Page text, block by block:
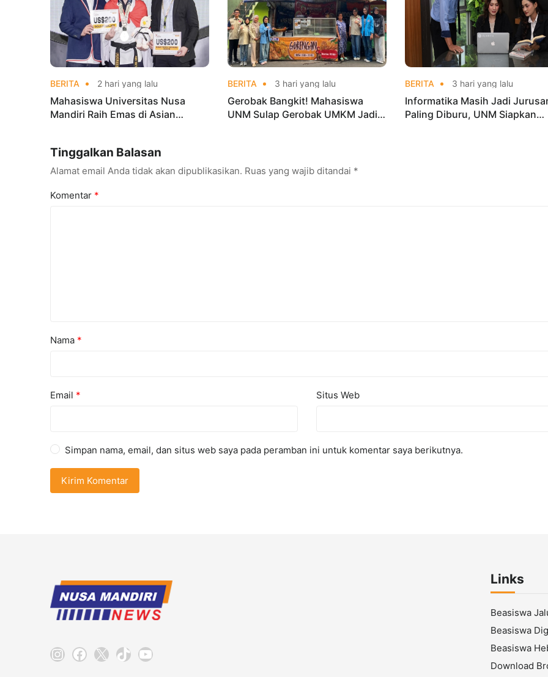
BERITA 2 hari yang lalu
Mahasiswa Universitas Nusa
Mandiri Raih Emas di Asian
BERITA 3 hari yang lalu
Gerobak Bangkit! Mahasiswa
UNM Sulap Gerobak UMKM Jadi
BERITA 3 hari yang lalu
Informatika Masih Jadi
Paling Diburu, UNM Siapkan
Tinggalkan Balasan
Alamat email Anda tidak akan dipublikasikan. Ruas yang wajib ditandai *
Komentar *
Nama *
Email * Situs Web
Simpan nama, email, dan situs web saya pada peramban ini untuk komentar saya berikutnya.
Instagram
Facebook
X TikTokYouTube
Links
Beasiswa
Beasiswa
Beasiswa
Download